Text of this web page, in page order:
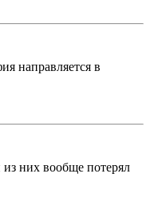
направляется в
них вообще потерял